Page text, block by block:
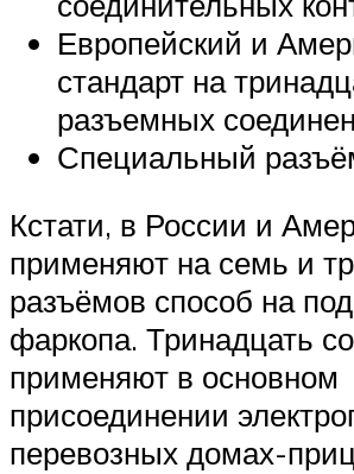
Европейский и
стандарт на
разъемных
Специальный
Кстати, в России и
применяют на семь и
разъёмов способ на
фаркопа. Тринадцать
применяют в основном
присоединении
перевозных домах-